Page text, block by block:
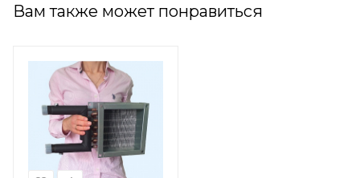
Вам также может понравиться